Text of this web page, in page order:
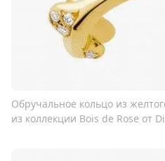
Обручальное кольцо из
из коллекции Bois de Rose от